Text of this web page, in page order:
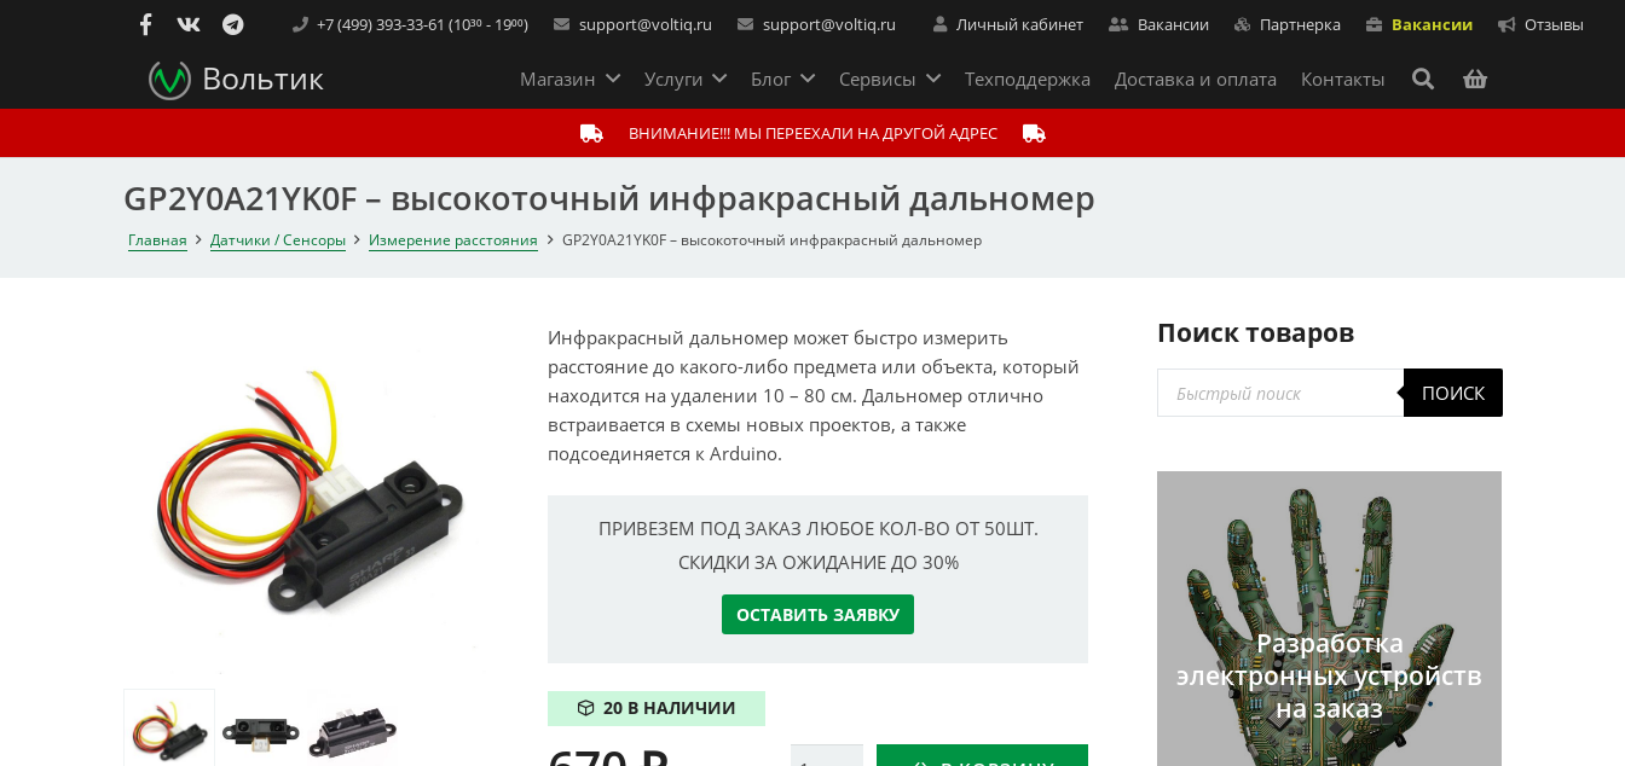
+7 (499) 393-33-61 (10³⁰ - 19⁰⁰) support@voltiq.ru support@voltiq.ru Личный кабинет Вакансии Партнерка Вакансии Отзывы
Вольтик Магазин Услуги Блог Сервисы Техподдержка Доставка и оплата Контакты
ВНИМАНИЕ!!! МЫ ПЕРЕЕХАЛИ НА ДРУГОЙ АДРЕС
GP2Y0A21YK0F – высокоточный инфракрасный дальномер
Главная Датчики / Сенсоры Измерение расстояния GP2Y0A21YK0F – высокоточный инфракрасный дальномер
Инфракрасный дальномер может быстро измерить
расстояние до какого-либо предмета или объекта, который
находится на удалении 10 – 80 см. Дальномер отлично
встраивается в схемы новых проектов, а также
подсоединяется к Arduino.
ПРИВЕЗЕМ ПОД ЗАКАЗ ЛЮБОЕ КОЛ-ВО ОТ 50ШТ.
СКИДКИ ЗА ОЖИДАНИЕ ДО 30%
ОСТАВИТЬ ЗАЯВКУ
20 В НАЛИЧИИ
Количество
Поиск товаров
Поиск
товаров
ПОИСК
Разработка
электронных устройств
на заказ